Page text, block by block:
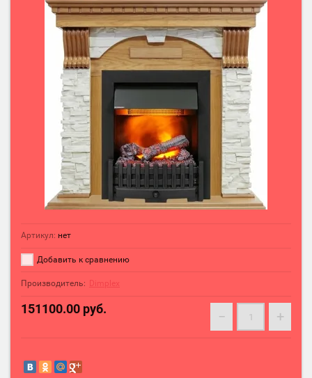
Артикул: нет
Добавить к сравнению
Производитель: Dimplex
151100.00 руб. − +